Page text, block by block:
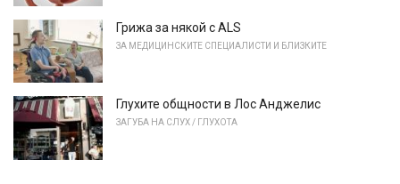
Грижа за някой с ALS
ЗА МЕДИЦИНСКИТЕ СПЕЦИАЛИСТИ И БЛИЗКИТЕ
Глухите общности в Лос Анджелис
ЗАГУБА НА СЛУХ / ГЛУХОТА